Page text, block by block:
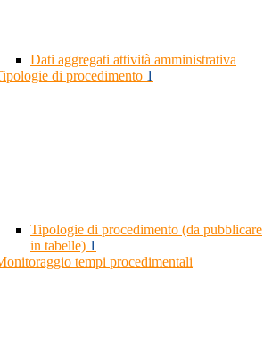
Dati aggregati attività amministrativa
di procedimento 1
Tipologie di procedimento (da pubblicare
in tabelle) 1
tempi procedimentali